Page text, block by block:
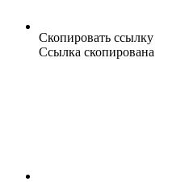
Скопировать ссылку
Ссылка скопирована